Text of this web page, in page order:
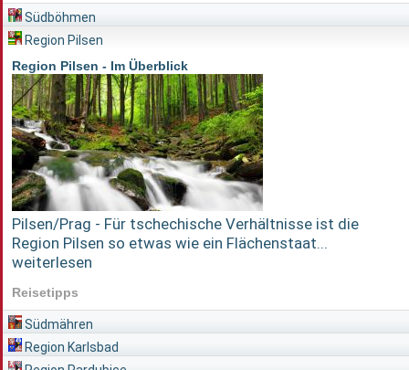
Südböhmen
Region Pilsen
Region Pilsen - Im Überblick
Pilsen/Prag - Für tschechische Verhältnisse ist die
Region Pilsen so etwas wie ein Flächenstaat...
weiterlesen
Reisetipps
Südmähren
Region Karlsbad